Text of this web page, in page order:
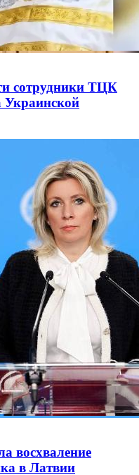
сотрудники ТЦК
Украинской
восхваление
в Латвии